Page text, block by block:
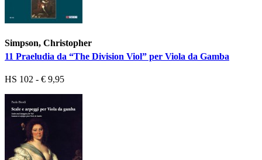
Simpson, Christopher
11 Praeludia da “The Division Viol” per Viola da Gamba
HS 102 - € 9,95